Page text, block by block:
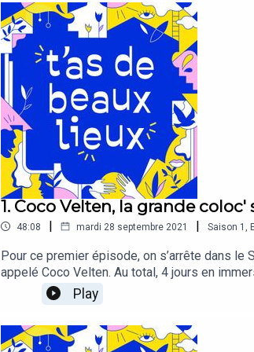
1. Coco Velten, la grande
48:08 | mardi 28 septembre 2021 | Saison 1
Pour ce premier épisode, on s’arrête dans le
appelé Coco Velten. Au total, 4 jours en
et avec elles on évoque l’histoire de Coco
quartier tout particulier de Marseille entre la
Depuis le lieu a fermé ses portes (décembre
Play